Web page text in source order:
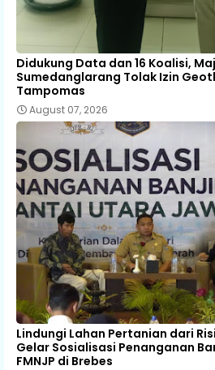
Didukung Data dan 16 Koalisi,
Sumedanglarang Tolak Izin
Tampomas
August 07, 2026
Lindungi Lahan Pertanian dari
Gelar Sosialisasi Penanganan
FMNJP di Brebes